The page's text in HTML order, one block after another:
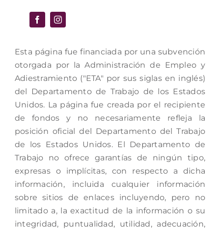
Esta página fue financiada por una subvención
otorgada por la Administración de Empleo y
Adiestramiento ("ETA" por sus siglas en inglés)
del Departamento de Trabajo de los Estados
Unidos. La página fue creada por el recipiente
de fondos y no necesariamente refleja la
posición oficial del Departamento del Trabajo
de los Estados Unidos. El Departamento de
Trabajo no ofrece garantías de ningún tipo,
expresas o implícitas, con respecto a dicha
información, incluida cualquier información
sobre sitios de enlaces incluyendo, pero no
limitado a, la exactitud de la información o su
integridad, puntualidad, utilidad, adecuación,